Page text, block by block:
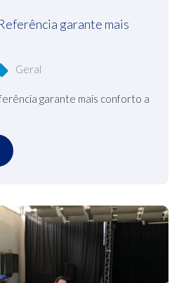
garante mais
Geral
garante mais conforto a